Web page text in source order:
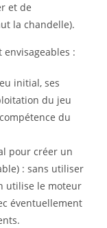
et de
la chandelle).
:
initial, ses
du jeu
du
pour créer un
: sans utiliser
utilise le moteur
éventuellement